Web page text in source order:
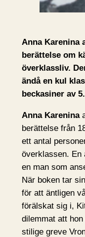
Anna Karenina
berättelse om
överklassliv.
ändå en kul
beckasiner av 5.
Anna Karenina
berättelse från
ett antal
överklassen. En
en man som
När boken tar
för att äntligen
förälskat sig i,
dilemmat att
stilige greve